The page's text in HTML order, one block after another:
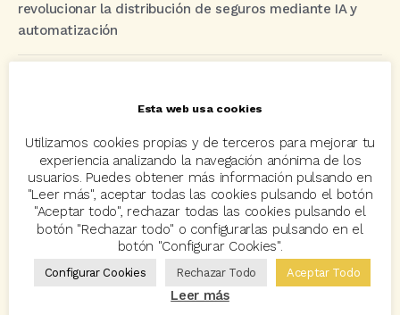
revolucionar la distribución de seguros mediante IA y
automatización
Acuerdos Allianz asisa autos
Avant2 Avant2 Sales Manager ayudas Bcover
Carlos Rovira Codeoscopic Codeoscopic Academy
Codeoscopic Workspace Coverize Decesos
GRC-Broker
Esta web usa cookies
Utilizamos cookies propias y de terceros para mejorar tu
experiencia analizando la navegación anónima de los
usuarios. Puedes obtener más información pulsando en
"Leer más", aceptar todas las cookies pulsando el botón
"Aceptar todo", rechazar todas las cookies pulsando el
botón "Rechazar todo" o configurarlas pulsando en el
botón "Configurar Cookies".
Configurar Cookies Rechazar Todo Aceptar Todo
Leer más